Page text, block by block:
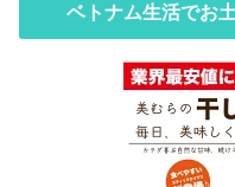
ベトナム生活でお